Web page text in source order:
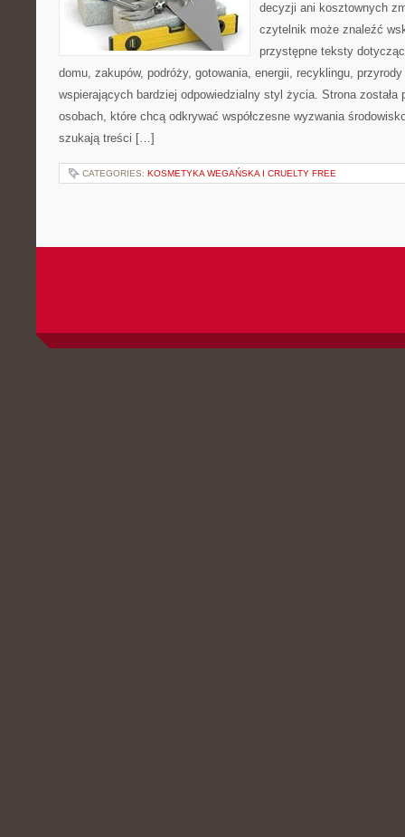
decyzji ani kosztownych
czytelnik może znaleźć
przystępne teksty
domu, zakupów, podróży, gotowania, energii, recyklingu,
wspierających bardziej odpowiedzialny styl życia. Strona została
osobach, które chcą odkrywać współczesne wyzwania
szukają treści […]
CATEGORIES: KOSMETYKA WEGAŃSKA I CRUELTY FREE